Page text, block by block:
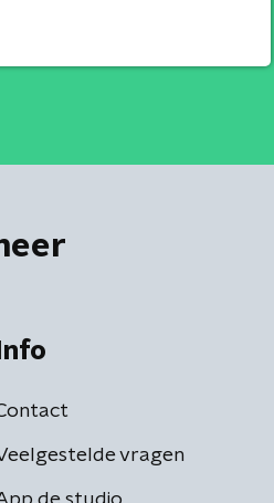
Info
vragen